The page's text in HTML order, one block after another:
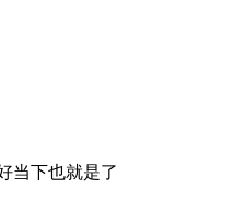
当下也就是了